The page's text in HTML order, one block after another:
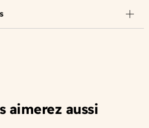
aimerez aussi